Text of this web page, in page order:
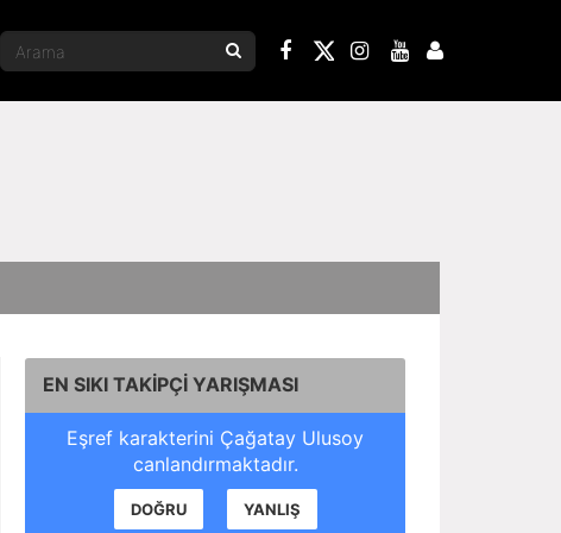
EN SIKI TAKİPÇİ YARIŞMASI
Eşref karakterini Çağatay Ulusoy
canlandırmaktadır.
DOĞRU YANLIŞ